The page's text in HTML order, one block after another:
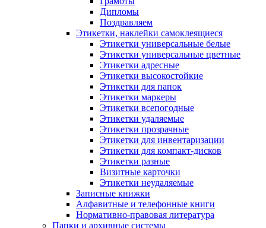
Дипломы
Поздравляем
Этикетки, наклейки самоклеящиеся
Этикетки универсальные белые
Этикетки универсальные цветные
Этикетки адресные
Этикетки высокостойкие
Этикетки для папок
Этикетки маркеры
Этикетки всепогодные
Этикетки удаляемые
Этикетки прозрачные
Этикетки для инвентаризации
Этикетки для компакт-дисков
Этикетки разные
Визитные карточки
Этикетки неудаляемые
Записные книжки
Алфавитные и телефонные книги
Нормативно-правовая литература
Папки и архивные системы